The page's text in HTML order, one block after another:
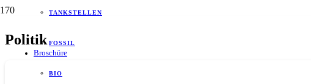
Broschüre
TANKSTELLEN
FOSSIL
BIO
Politik